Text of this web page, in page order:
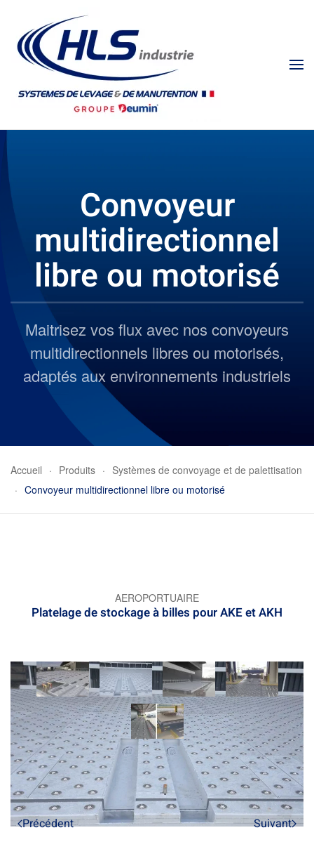
Convoyeur
multidirectionnel
libre ou motorisé
Maitrisez vos flux avec nos convoyeurs
multidirectionnels libres ou motorisés,
adaptés aux environnements industriels
Accueil Produits
Systèmes de convoyage et de palettisation
Convoyeur multidirectionnel libre ou motorisé
AEROPORTUAIRE
Platelage de stockage à billes pour AKE et AKH
Précédent Suivant